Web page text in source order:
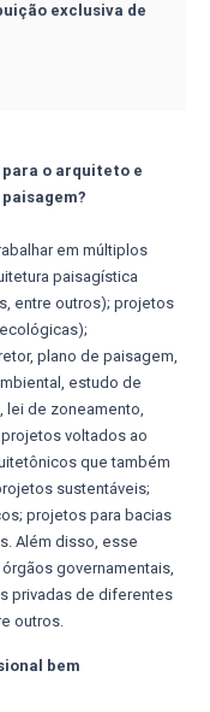
exclusiva de
para o arquiteto e
em múltiplos
paisagística
entre outros); projetos
plano de paisagem,
estudo de
lei de zoneamento,
voltados ao
que também
sustentáveis;
projetos para bacias
Além disso, esse
governamentais,
privadas de diferentes
outros.
bem